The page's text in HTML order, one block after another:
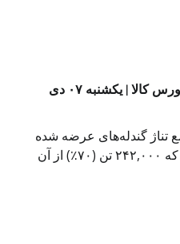
آمار نهایی معاملات گندله در بورس کالا | یکشنبه ۰۷ دی
تناژ گندله‌های عرضه شده
در روز جاری ۳۴۳,۰۰۰ تن بود که ۲۴۲,۰۰۰ تن (۷۰٪) از آن